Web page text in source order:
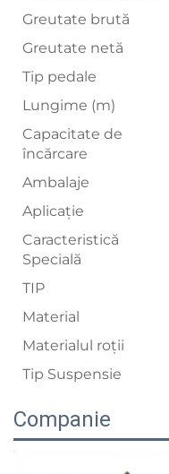
Greutate brută
Greutate netă
Tip pedale
Lungime (m)
Capacitate de
încărcare
Ambalaje
Aplicație
Caracteristică
Specială
TIP
Material
Materialul roții
Tip Suspensie
Companie